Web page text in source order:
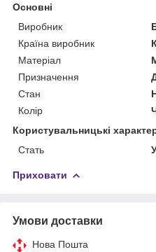
Основні
Виробник
Країна виробник
Матеріал
Призначення
Стан
Колір
Користувальницькі
Стать
Приховати
Умови доставки
Нова Пошта